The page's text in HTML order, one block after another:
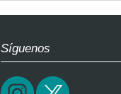
Síguenos